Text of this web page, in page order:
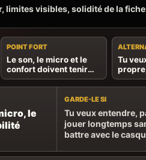
limites visibles, solidité de la
POINT FORT
Le son, le micro et le
confort doivent tenir
ensemble pendant
toute la session.
Tu
léger
le
GARDE-LE SI
Tu veux entendre,
jouer longtemps
battre avec le